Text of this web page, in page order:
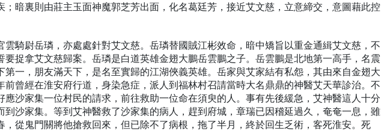
；暗裏則由莊主玉面神魔郭芝芳出面，化名葛廷芳，接近艾文慈，立意締交，意圖藉此控
雲騎尉岳璘，亦處處針對艾文慈。岳璘替國賊江彬效命，暗中矯旨以重金通緝艾文慈，不
要捉拿艾文慈歸案。岳璘是白道英雄金翅大鵬岳雲鵬之子。岳雲鵬是北地第一高手，名震
第一，朋友滿天下，是名至實歸的江湖俠義英雄。岳家與艾家結有私怨，其由來自金翅大
前曾經在淮安府行道，身染急症，派人到福林村召請當時大名鼎鼎的神醫艾天華診治。不
應沙家集一位村民的請求，前往救助一位命在須臾的人。事有先後緩急，艾神醫這人十分
到沙家集。等到艾神醫救了沙家集的病人，趕到府城，章瑞已因稽延過久，奄奄一息，雖
，從鬼門關將他搶救回來，但已除不了病根，拖了半月，終於回生乏術，客死淮安。死